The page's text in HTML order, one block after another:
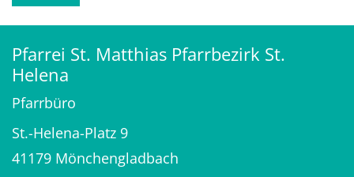
Pfarrei St. Matthias Pfarrbezirk St.
Helena
Pfarrbüro
St.-Helena-Platz 9
41179 Mönchengladbach